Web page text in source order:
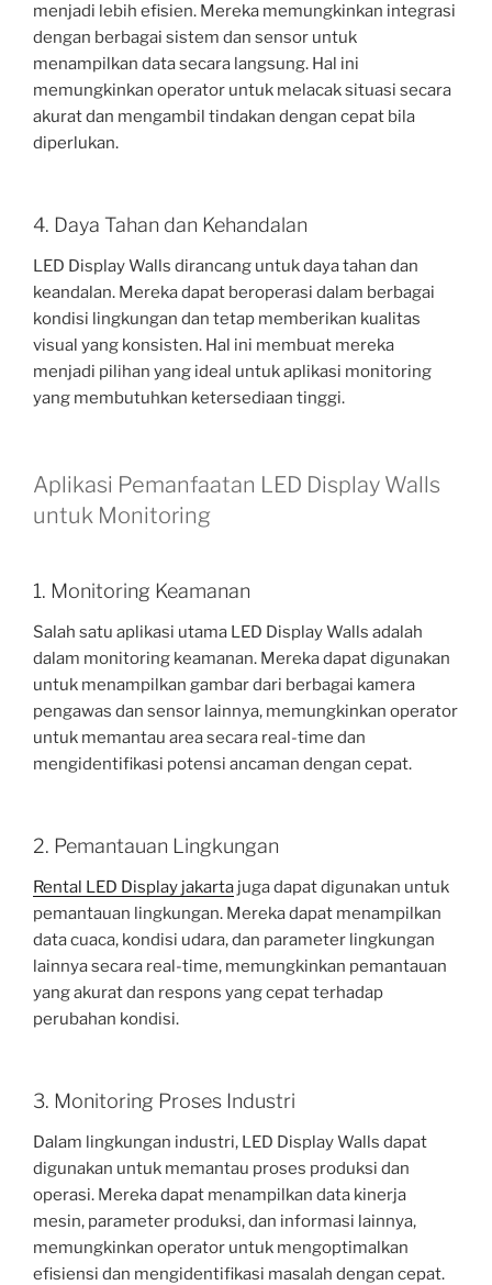
menjadi lebih efisien. Mereka memungkinkan integrasi
dengan berbagai sistem dan sensor untuk
menampilkan data secara langsung. Hal ini
memungkinkan operator untuk melacak situasi secara
akurat dan mengambil tindakan dengan cepat bila
diperlukan.
4. Daya Tahan dan Kehandalan
LED Display Walls dirancang untuk daya tahan dan
keandalan. Mereka dapat beroperasi dalam berbagai
kondisi lingkungan dan tetap memberikan kualitas
visual yang konsisten. Hal ini membuat mereka
menjadi pilihan yang ideal untuk aplikasi monitoring
yang membutuhkan ketersediaan tinggi.
Aplikasi Pemanfaatan LED Display Walls
untuk Monitoring
1. Monitoring Keamanan
Salah satu aplikasi utama LED Display Walls adalah
dalam monitoring keamanan. Mereka dapat digunakan
untuk menampilkan gambar dari berbagai kamera
pengawas dan sensor lainnya, memungkinkan operator
untuk memantau area secara real-time dan
mengidentifikasi potensi ancaman dengan cepat.
2. Pemantauan Lingkungan
Rental LED Display jakarta juga dapat digunakan untuk
pemantauan lingkungan. Mereka dapat menampilkan
data cuaca, kondisi udara, dan parameter lingkungan
lainnya secara real-time, memungkinkan pemantauan
yang akurat dan respons yang cepat terhadap
perubahan kondisi.
3. Monitoring Proses Industri
Dalam lingkungan industri, LED Display Walls dapat
digunakan untuk memantau proses produksi dan
operasi. Mereka dapat menampilkan data kinerja
mesin, parameter produksi, dan informasi lainnya,
memungkinkan operator untuk mengoptimalkan
efisiensi dan mengidentifikasi masalah dengan cepat.